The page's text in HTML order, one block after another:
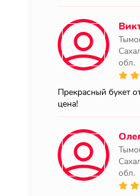
обл.
Прекрасный букет
цена!
обл.